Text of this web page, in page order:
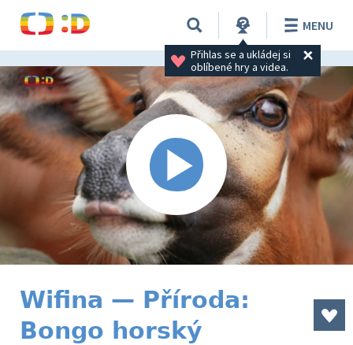
Přihlas se a ukládej si
oblíbené hry a videa.
MENU
Wifina — Příroda:
Bongo horský